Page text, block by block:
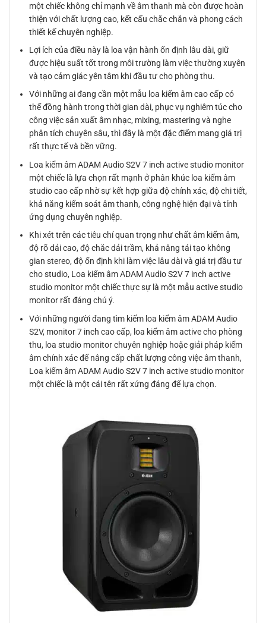
một chiếc không chỉ mạnh về âm thanh mà còn được hoàn
thiện với chất lượng cao, kết cấu chắc chắn và phong cách
thiết kế chuyên nghiệp.
Lợi ích của điều này là loa vận hành ổn định lâu dài, giữ
được hiệu suất tốt trong môi trường làm việc thường xuyên
và tạo cảm giác yên tâm khi đầu tư cho phòng thu.
Với những ai đang cần một mẫu loa kiểm âm cao cấp có
thể đồng hành trong thời gian dài, phục vụ nghiêm túc cho
công việc sản xuất âm nhạc, mixing, mastering và nghe
phân tích chuyên sâu, thì đây là một đặc điểm mang giá trị
rất thực tế và bền vững.
Loa kiểm âm ADAM Audio S2V 7 inch active studio monitor
một chiếc là lựa chọn rất mạnh ở phân khúc loa kiểm âm
studio cao cấp nhờ sự kết hợp giữa độ chính xác, độ chi tiết,
khả năng kiểm soát âm thanh, công nghệ hiện đại và tính
ứng dụng chuyên nghiệp.
Khi xét trên các tiêu chí quan trọng như chất âm kiểm âm,
độ rõ dải cao, độ chắc dải trầm, khả năng tái tạo không
gian stereo, độ ổn định khi làm việc lâu dài và giá trị đầu tư
cho studio, Loa kiểm âm ADAM Audio S2V 7 inch active
studio monitor một chiếc thực sự là một mẫu active studio
monitor rất đáng chú ý.
Với những người đang tìm kiếm loa kiểm âm ADAM Audio
S2V, monitor 7 inch cao cấp, loa kiểm âm active cho phòng
thu, loa studio monitor chuyên nghiệp hoặc giải pháp kiểm
âm chính xác để nâng cấp chất lượng công việc âm thanh,
Loa kiểm âm ADAM Audio S2V 7 inch active studio monitor
một chiếc là một cái tên rất xứng đáng để lựa chọn.